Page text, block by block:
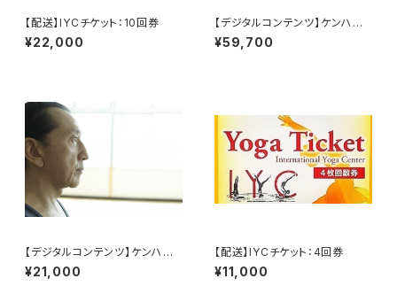
【配送】IYCチケット：10回券
¥22,000
【デジタルコンテンツ】ケンハラ
クマ早朝マイソール3ヶ月パス
¥59,700
【デジタルコンテンツ】ケンハラ
クマ早朝マイソールパス
¥21,000
【配送】IYCチケット：4回券
¥11,000